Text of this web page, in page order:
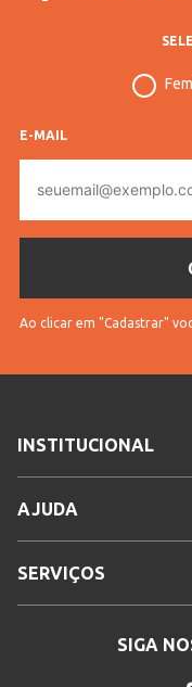
Cores
E-MAIL
mail
Ao clicar em "Cadastrar"
INSTITUCIONAL
AJUDA
SERVIÇOS
SIGA